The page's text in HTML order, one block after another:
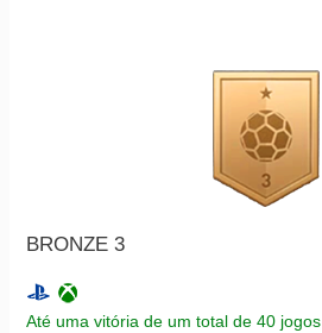
BRONZE 3
Até uma vitória de um total de 40 jogos